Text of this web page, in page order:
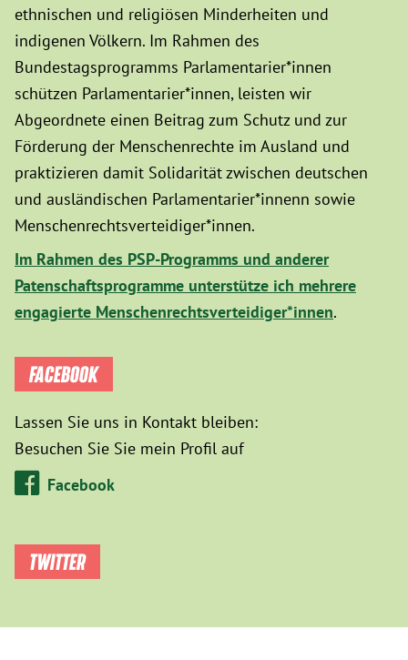
ethnischen und religiösen Minderheiten und
indigenen Völkern. Im Rahmen des
Bundestagsprogramms Parlamentarier*innen
schützen Parlamentarier*innen, leisten wir
Abgeordnete einen Beitrag zum Schutz und zur
Förderung der Menschenrechte im Ausland und
praktizieren damit Solidarität zwischen deutschen
und ausländischen Parlamentarier*innenn sowie
Menschenrechtsverteidiger*innen.
Im Rahmen des PSP-Programms und anderer
Patenschaftsprogramme unterstütze ich mehrere
engagierte Menschenrechtsverteidiger*innen.
FACEBOOK
Lassen Sie uns in Kontakt bleiben:
Besuchen Sie Sie mein Profil auf
Facebook
TWITTER